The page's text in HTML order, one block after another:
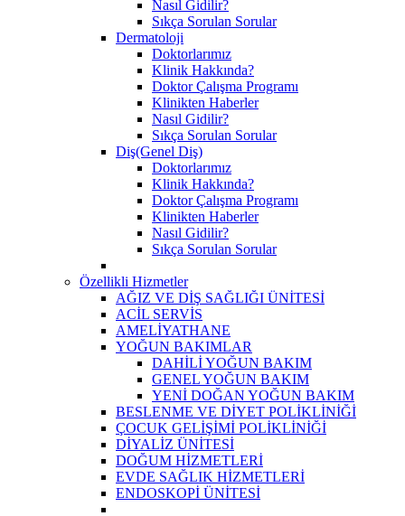
Nasıl Gidilir?
Sıkça Sorulan Sorular
Dermatoloji
Doktorlarımız
Klinik Hakkında?
Doktor Çalışma Programı
Klinikten Haberler
Nasıl Gidilir?
Sıkça Sorulan Sorular
Diş(Genel Diş)
Doktorlarımız
Klinik Hakkında?
Doktor Çalışma Programı
Klinikten Haberler
Nasıl Gidilir?
Sıkça Sorulan Sorular
Özellikli Hizmetler
AĞIZ VE DİŞ SAĞLIĞI ÜNİTESİ
ACİL SERVİS
AMELİYATHANE
YOĞUN BAKIMLAR
DAHİLİ YOĞUN BAKIM
GENEL YOĞUN BAKIM
YENİ DOĞAN YOĞUN BAKIM
BESLENME VE DİYET POLİKLİNİĞİ
ÇOCUK GELİŞİMİ POLİKLİNİĞİ
DİYALİZ ÜNİTESİ
DOĞUM HİZMETLERİ
EVDE SAĞLIK HİZMETLERİ
ENDOSKOPİ ÜNİTESİ